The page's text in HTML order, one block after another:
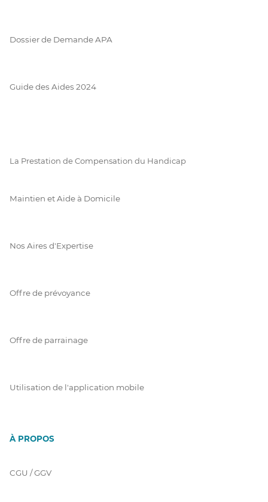
Dossier de Demande APA
Guide des Aides 2024
La Prestation de Compensation du Handicap
Maintien et Aide à Domicile
Nos Aires d'Expertise
Offre de prévoyance
Offre de parrainage
Utilisation de l'application mobile
À PROPOS
CGU / GGV